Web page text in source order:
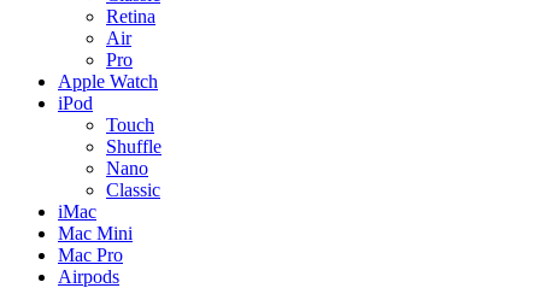
Retina
Air
Pro
Apple Watch
iPod
Touch
Shuffle
Nano
Classic
iMac
Mac Mini
Mac Pro
Airpods